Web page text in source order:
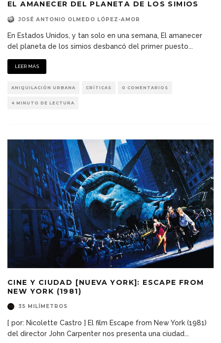
EL AMANECER DEL PLANETA DE LOS SIMIOS
JOSÉ ANTONIO OLMEDO LÓPEZ-AMOR
En Estados Unidos, y tan solo en una semana, El amanecer
del planeta de los simios desbancó del primer puesto...
LEER MÁS
ANIQUILACIÓN URBANA CRÍTICAS 0 COMENTARIOS
4 MINUTO DE LECTURA
CINE Y CIUDAD [NUEVA YORK]: ESCAPE FROM
NEW YORK (1981)
35 MILÍMETROS
[ por: Nicolette Castro ] El film Escape from New York (1981)
del director John Carpenter nos presenta una ciudad...